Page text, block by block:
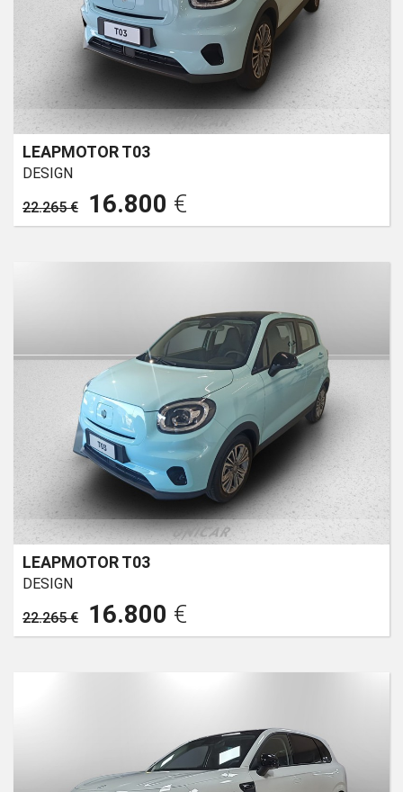
LEAPMOTOR T03
DESIGN
22.265 €
16.800 €
LEAPMOTOR T03
DESIGN
22.265 €
16.800 €